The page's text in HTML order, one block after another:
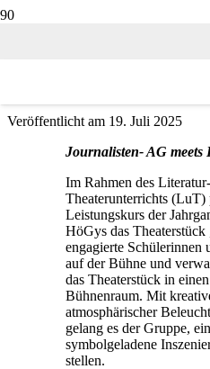
Veröffentlicht am 19. Juli 2025
Journalisten- AG meets
Im Rahmen des
Theaterunterrichts (LuT)
Leistungskurs der
HöGys das Theaterstück
engagierte Schülerinnen
auf der Bühne und
das Theaterstück in
Bühnenraum. Mit
atmosphärischer
gelang es der Gruppe,
symbolgeladene
stellen.